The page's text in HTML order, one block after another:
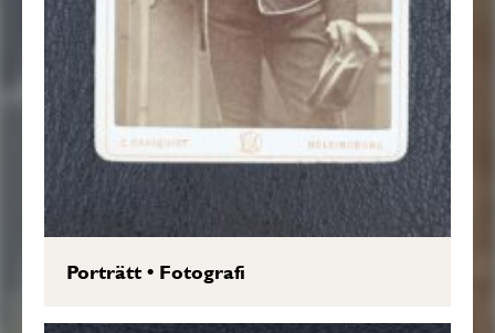
Porträtt• Fotografi